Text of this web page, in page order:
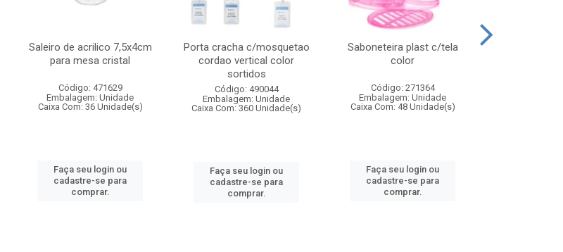
Saleiro de acrilico 7,5x4cm
para mesa cristal
Código: 471629
Embalagem: Unidade
Caixa Com: 36 Unidade(s)
Faça seu login ou
cadastre-se para
comprar.
Porta cracha c/mosquetao
cordao vertical color
sortidos
Código: 490044
Embalagem: Unidade
Caixa Com: 360 Unidade(s)
Faça seu login ou
cadastre-se para
comprar.
Saboneteira plast c/tela
color
Código: 271364
Embalagem: Unidade
Caixa Com: 48 Unidade(s)
Faça seu login ou
cadastre-se para
comprar.